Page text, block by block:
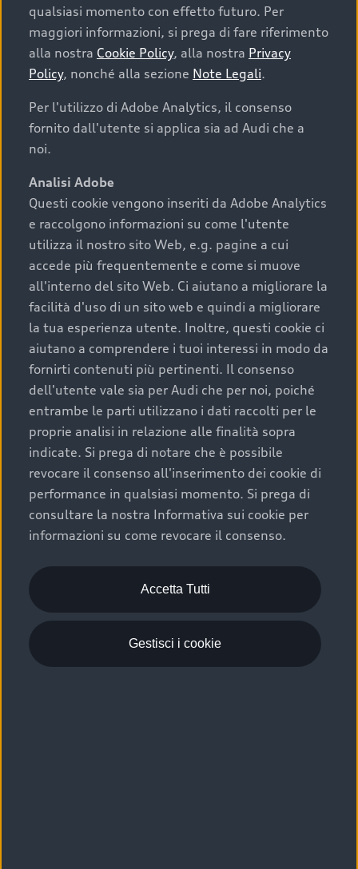
Cosa sapere prima di
acquistare la tua prossima
auto
I requisiti fondamentali da considerare prima di
acquistare un’auto usata, oltre al prezzo e all'aspetto,
chilometraggio: un valore contenuto corrisponde a
uno stato migliore del veicolo e a una maggiore
durata nel tempo;
cronologia dei tagliandi: una documentazione
completa della vettura certifica una manutenzione
costante e accurata;
condizioni della carrozzeria e degli interni: una
buona conservazione evidenzia cura e attenzione del
precedente proprietario;
efficienza meccanica: motore, trasmissione e
componenti principali in ottimo stato garantiscono
prestazioni affidabili e sicure.
Acquistare un’auto usata in una Concessionaria ufficiale
Audi che offre l’usato garantito tramite Audi Prima
Scelta :plus, significa affidarsi ad un prodotto che viene
sottoposto a 110 controlli approfonditi e coperto da
garanzia fino a 4 anni per una maggiore tutela del tuo
acquisto.
qualsiasi momento con effetto futuro. Per
maggiori informazioni, si prega di fare riferimento
alla nostra Cookie Policy, alla nostra Privacy
Policy, nonché alla sezione Note Legali.
Per l'utilizzo di Adobe Analytics, il consenso
fornito dall'utente si applica sia ad Audi che a
noi.
Analisi Adobe
Questi cookie vengono inseriti da Adobe Analytics
e raccolgono informazioni su come l'utente
utilizza il nostro sito Web, e.g. pagine a cui
accede più frequentemente e come si muove
all'interno del sito Web. Ci aiutano a migliorare la
facilità d'uso di un sito web e quindi a migliorare
la tua esperienza utente. Inoltre, questi cookie ci
aiutano a comprendere i tuoi interessi in modo da
fornirti contenuti più pertinenti. Il consenso
dell'utente vale sia per Audi che per noi, poiché
entrambe le parti utilizzano i dati raccolti per le
proprie analisi in relazione alle finalità sopra
indicate. Si prega di notare che è possibile
revocare il consenso all'inserimento dei cookie di
performance in qualsiasi momento. Si prega di
consultare la nostra Informativa sui cookie per
informazioni su come revocare il consenso.
Accetta Tutti
Gestisci i cookie